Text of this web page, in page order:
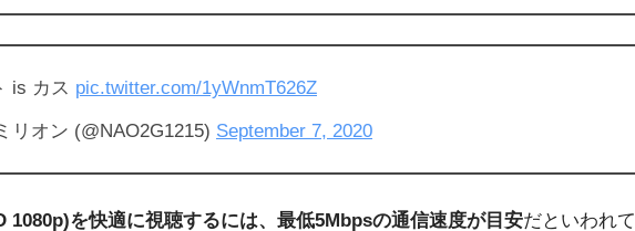
is カス pic.twitter.com/1yWnmT626Z
オン (@NAO2G1215) September 7, 2020
1080p)を快適に視聴するには、最低5Mbpsの通信速度が目安だといわれて